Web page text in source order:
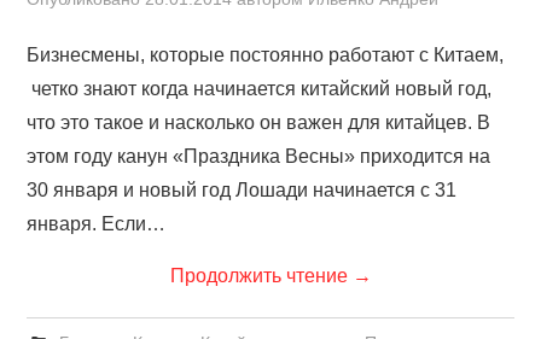
Бизнесмены, которые постоянно работают с Китаем,
четко знают когда начинается китайский новый год,
что это такое и насколько он важен для китайцев. В
этом году канун «Праздника Весны» приходится на
30 января и новый год Лошади начинается с 31
января. Если…
Продолжить чтение →